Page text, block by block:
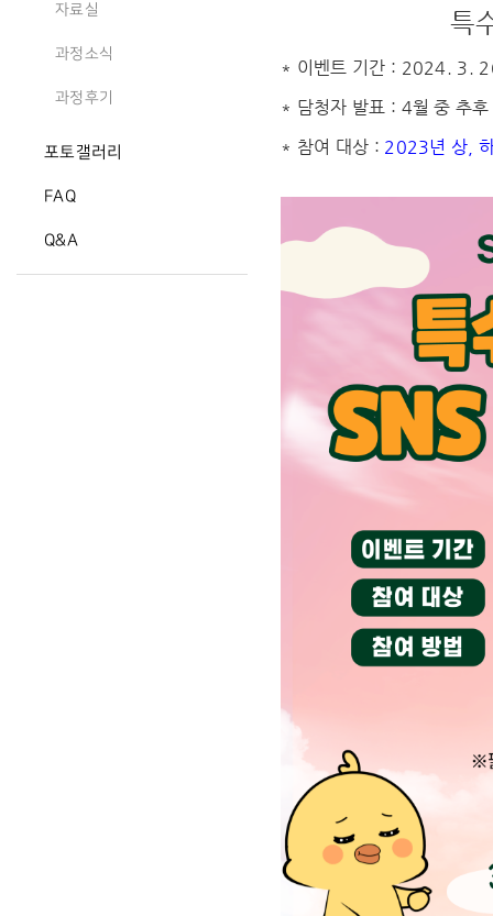
자료실
과정소식
과정후기
포토갤러리
FAQ
Q&A
특
* 이벤트 기간 : 2024. 3.
* 담청자 발표 : 4월 중 추후
* 참여 대상 : 2023년 상,